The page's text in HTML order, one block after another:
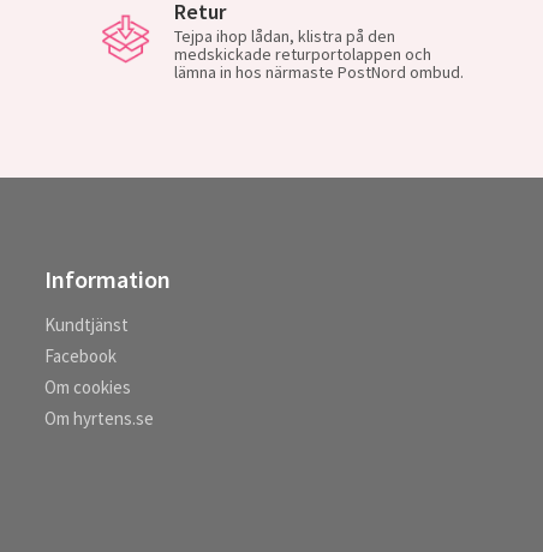
Retur
Tejpa ihop lådan, klistra på den
medskickade returportolappen och
lämna in hos närmaste PostNord ombud.
Information
Kundtjänst
Facebook
Om cookies
Om hyrtens.se